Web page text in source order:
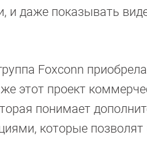
и даже показывать
Foxconn
этот проект
понимает
которые позволят